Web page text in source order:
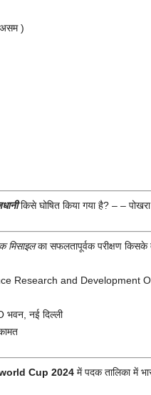
)
किसे घोषित किया गया है? – – पोखरा
मिसाइलका सफलतापूर्वक परीक्षण किसके
Research and Development
नई दिल्ली
Cup 2024में पदक तालिका में